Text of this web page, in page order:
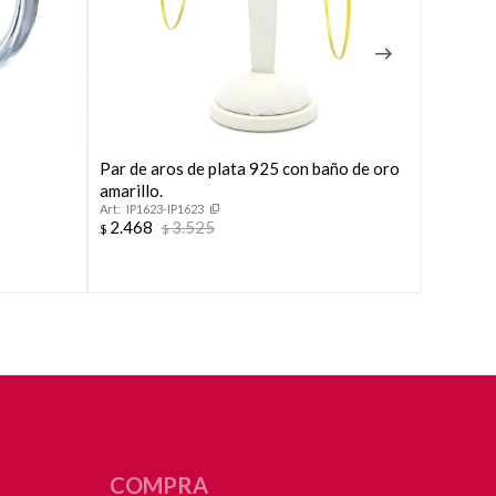
Par de aros de plata 925 con baño de oro
amarillo.
IP1623-IP1623
$ 2.468 $3.525
COMPRA